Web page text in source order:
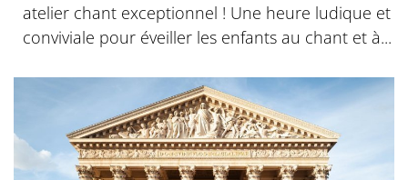
atelier chant exceptionnel ! Une heure ludique et
conviviale pour éveiller les enfants au chant et à...